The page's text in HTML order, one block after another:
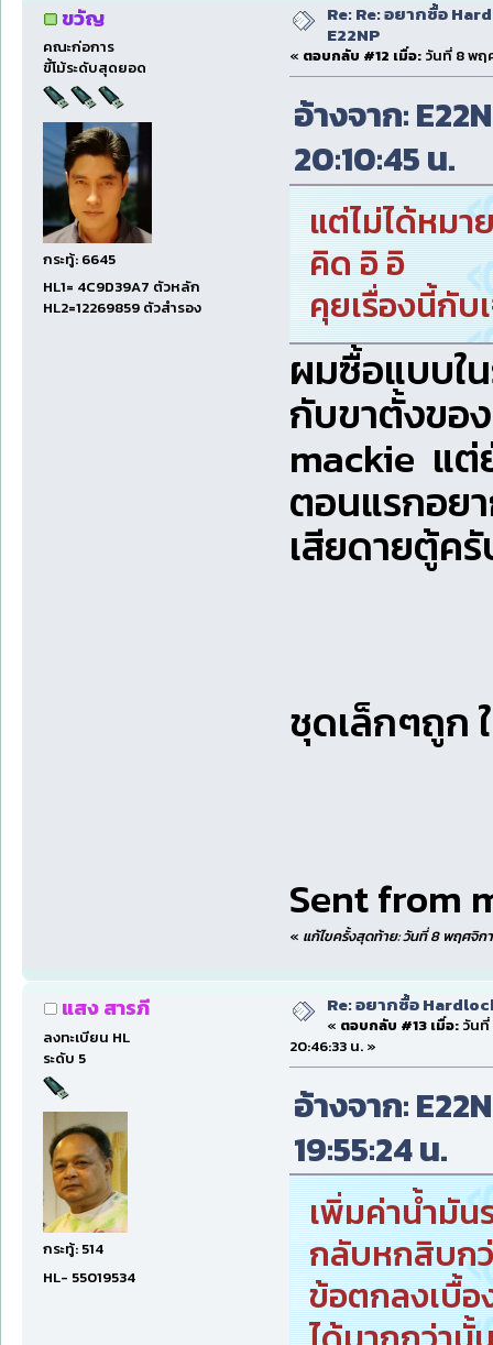
ขวัญ
คณะก่อการ
ขี้โม้ระดับสุดยอด
กระทู้: 6645
HL1= 4C9D39A7 ตัวหลัก
HL2=12269859 ตัวสำรอง
Re: Re: อยากซื้อ
E22NP
« ตอบกลับ #12 เมื่อ: วันที่ 8 พฤ
อ้างจาก:
20:10:45 น.
แต่ไม่ได้หมา
คิด อิ อิ
คุยเรื่องนี้กับ
ผมซื้อแบบใ
กับขาตั้งขอ
mackie แต่
ตอนแรกอยา
เสียดายตู้ค
ชุดเล็กๆถูก
Sent from
« แก้ไขครั้งสุดท้าย: วันที่ 8 พฤศจิก
แสง สารภี
ลงทะเบียน HL
ระดับ 5
กระทู้: 514
HL- 55019534
Re: อยากซื้อ
« ตอบกลับ #13 เมื่อ:วันที่
20:46:33 น. »
อ้างจาก:
19:55:24 น.
เพิ่มค่าน้ำมัน
กลับหกสิบก
ข้อตกลงเบื้อ